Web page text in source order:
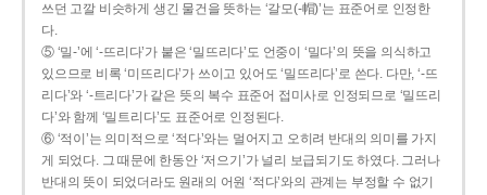
쓰던 고깔 비슷하게 생긴 물건을 뜻하는 ‘갈모(-帽)’는 표준어로 인정한
다.
⑤ ‘밀-’에 ‘-뜨리다’가 붙은 ‘밀뜨리다’도 언중이 ‘밀다’의 뜻을 의식하고
있으므로 비록 ‘미뜨리다’가 쓰이고 있어도 ‘밀뜨리다’로 쓴다. 다만, ‘-뜨
리다’와 ‘-트리다’가 같은 뜻의 복수 표준어 접미사로 인정되므로 ‘밀뜨리
다’와 함께 ‘밀트리다’도 표준어로 인정된다.
⑥ ‘적이’는 의미적으로 ‘적다’와는 멀어지고 오히려 반대의 의미를 가지
게 되었다. 그 때문에 한동안 ‘저으기’가 널리 보급되기도 하였다. 그러나
반대의 뜻이 되었더라도 원래의 어원 ‘적다’와의 관계는 부정할 수 없기